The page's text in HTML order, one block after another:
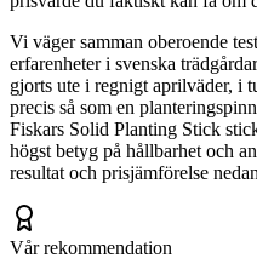
Vi väger samman oberoende
erfarenheter i svenska
gjorts ute i regnigt aprilväder, i
precis så som en
Fiskars Solid Planting Stick
högst betyg på hållbarhet och
resultat och prisjämförelse
Vår rekommendation